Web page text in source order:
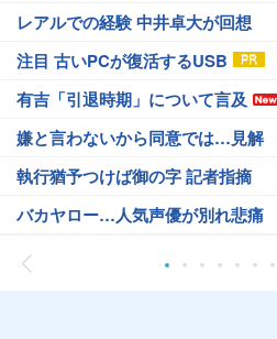
レアルでの経験 中井卓大が回想
注目 古いPCが復活するUSB
有吉「引退時期」について言及
嫌と言わないから同意では…見解
執行猶予つけば御の字 記者指摘
バカヤロー…人気声優が別れ悲痛